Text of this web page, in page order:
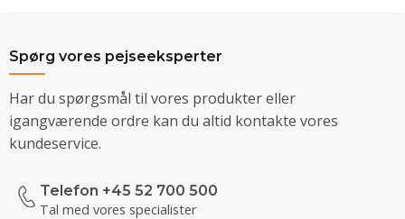
Spørg vores pejseeksperter
Har du spørgsmål til vores produkter eller
igangværende ordre kan du altid kontakte vores
kundeservice.
Telefon +45 52 700 500
Tal med vores specialister